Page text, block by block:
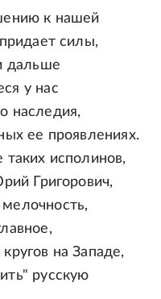
к нашей
силы,
дальше
у нас
наследия,
ее проявлениях.
исполинов,
Григорович,
на Западе,
русскую